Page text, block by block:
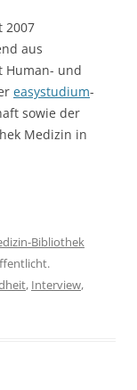
2007
aus
Human- und
easystudium-
sowie der
Medizin in
Bibliothek
, Interview,